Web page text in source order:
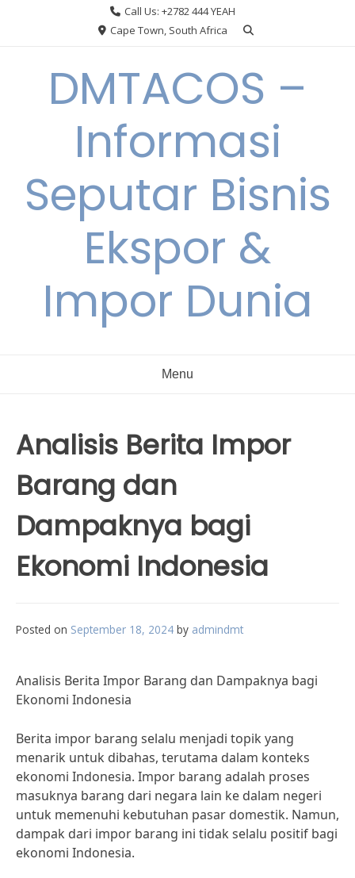
Call Us: +2782 444 YEAH
Cape Town, South Africa
DMTACOS –
Informasi
Seputar Bisnis
Ekspor &
Impor Dunia
Menu
Analisis Berita Impor
Barang dan
Dampaknya bagi
Ekonomi Indonesia
Posted on September 18, 2024 by admindmt
Analisis Berita Impor Barang dan Dampaknya bagi
Ekonomi Indonesia
Berita impor barang selalu menjadi topik yang
menarik untuk dibahas, terutama dalam konteks
ekonomi Indonesia. Impor barang adalah proses
masuknya barang dari negara lain ke dalam negeri
untuk memenuhi kebutuhan pasar domestik. Namun,
dampak dari impor barang ini tidak selalu positif bagi
ekonomi Indonesia.